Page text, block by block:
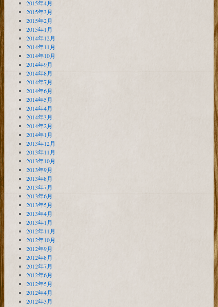
2015年4月
2015年3月
2015年2月
2015年1月
2014年12月
2014年11月
2014年10月
2014年9月
2014年8月
2014年7月
2014年6月
2014年5月
2014年4月
2014年3月
2014年2月
2014年1月
2013年12月
2013年11月
2013年10月
2013年9月
2013年8月
2013年7月
2013年6月
2013年5月
2013年4月
2013年1月
2012年11月
2012年10月
2012年9月
2012年8月
2012年7月
2012年6月
2012年5月
2012年4月
2012年3月